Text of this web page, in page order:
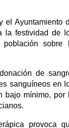
el Ayuntamiento
la festividad de
sobre
de
sanguíneos en
bajo mínimo, por
provoca